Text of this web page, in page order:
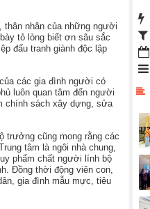
thân nhân của những người
tỏ lòng biết ơn sâu sắc
đấu tranh giành độc lập
các gia đình người có
luôn quan tâm đến người
chính sách xây dựng, sửa
trưởng cũng mong rằng các
tâm là ngôi nhà chung,
phẩm chất người lính bộ
Đồng thời động viên con,
gia đình mẫu mực, tiêu